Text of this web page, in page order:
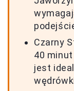
Czarny
40
jest